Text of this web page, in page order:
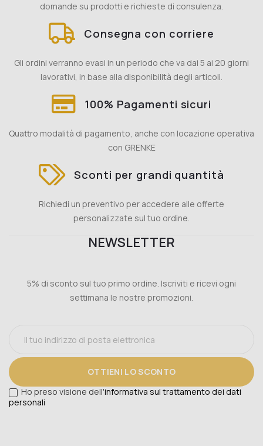
domande su prodotti e richieste di consulenza.
Consegna con corriere
Gli ordini verranno evasi in un periodo che va dai 5 ai 20 giorni
lavorativi, in base alla disponibilità degli articoli.
100% Pagamenti sicuri
Quattro modalità di pagamento, anche con locazione operativa
con GRENKE
Sconti per grandi quantità
Richiedi un preventivo per accedere alle offerte
personalizzate sul tuo ordine.
NEWSLETTER
5% di sconto sul tuo primo ordine. Iscriviti e ricevi ogni
settimana le nostre promozioni.
OTTIENI LO SCONTO
Ho preso visione dell'informativa sul trattamento dei dati
personali